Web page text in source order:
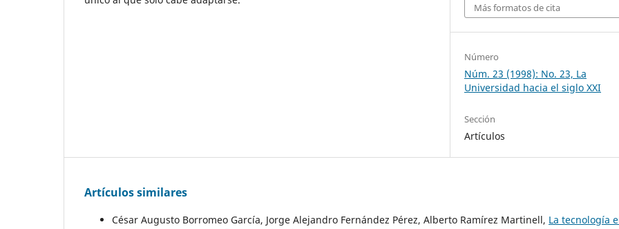
Más formatos de cita
Número
Núm. 23 (1998): No. 23, La
Universidad hacia el siglo XXI
Sección
Artículos
Artículos similares
César Augusto Borromeo García, Jorge Alejandro Fernández Pérez, Alberto Ramírez Martinell, La tecnología